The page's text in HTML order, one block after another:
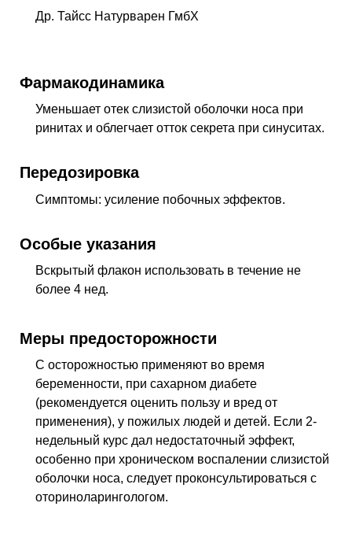
Др. Тайсс Натурварен ГмбХ
Фармакодинамика
Уменьшает отек слизистой оболочки носа при
ринитах и облегчает отток секрета при синуситах.
Передозировка
Симптомы: усиление побочных эффектов.
Особые указания
Вскрытый флакон использовать в течение не
более 4 нед.
Меры предосторожности
С осторожностью применяют во время
беременности, при сахарном диабете
(рекомендуется оценить пользу и вред от
применения), у пожилых людей и детей. Если 2-
недельный курс дал недостаточный эффект,
особенно при хроническом воспалении слизистой
оболочки носа, следует проконсультироваться с
оториноларингологом.